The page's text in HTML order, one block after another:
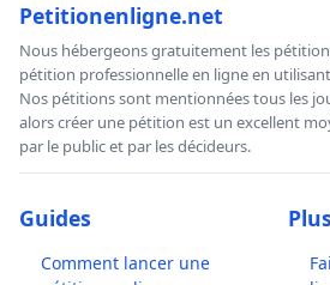
Petitionenligne.net
Nous hébergeons gratuitement les
pétition professionnelle en ligne en
Nos pétitions sont mentionnées tous les
alors créer une pétition est un excellent
par le public et par les décideurs.
Guides
Comment lancer une
Plus